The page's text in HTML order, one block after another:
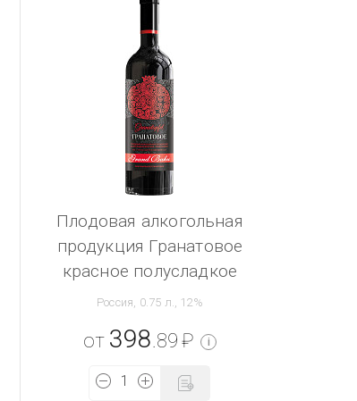
Плодовая алкогольная
продукция Гранатовое
красное полусладкое
Россия, 0.75 л., 12%
от 398 .89 ₽ i